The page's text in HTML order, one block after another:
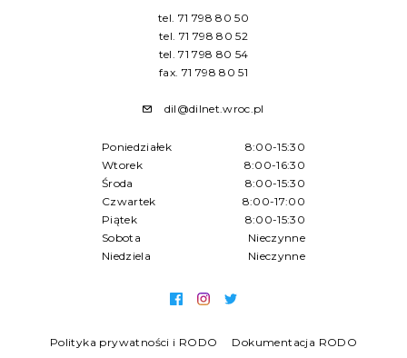
tel. 71 798 80 50
tel. 71 798 80 52
tel. 71 798 80 54
fax. 71 798 80 51
dil@dilnet.wroc.pl
Poniedziałek
8:00-15:30
Wtorek
8:00-16:30
Środa
8:00-15:30
Czwartek
8:00-17:00
Piątek
8:00-15:30
Sobota
Nieczynne
Niedziela
Nieczynne
Polityka prywatności i RODO Dokumentacja RODO